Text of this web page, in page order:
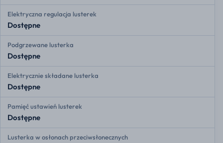
Elektryczna regulacja lusterek
Dostępne
Podgrzewane lusterka
Dostępne
Elektrycznie składane lusterka
Dostępne
Pamięć ustawień lusterek
Dostępne
Lusterka w osłonach przeciwsłonecznych